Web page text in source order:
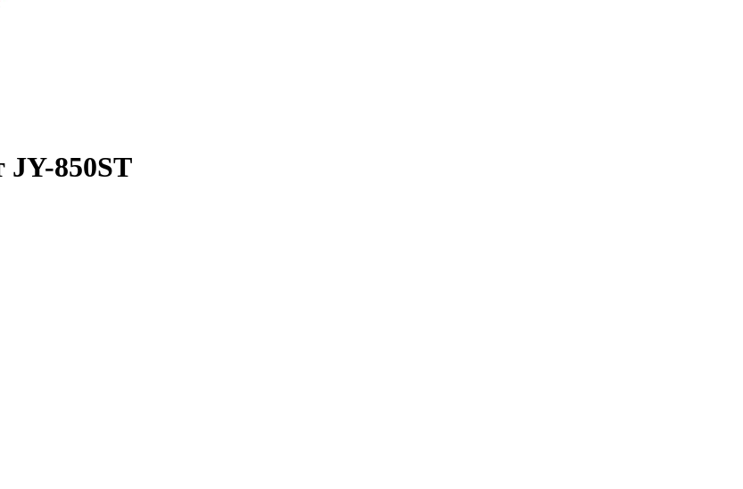
JY-850ST